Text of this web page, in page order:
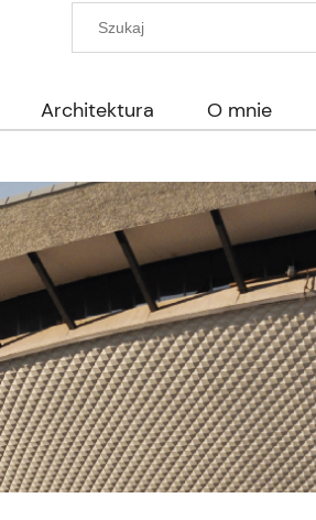
Architektura O mnie